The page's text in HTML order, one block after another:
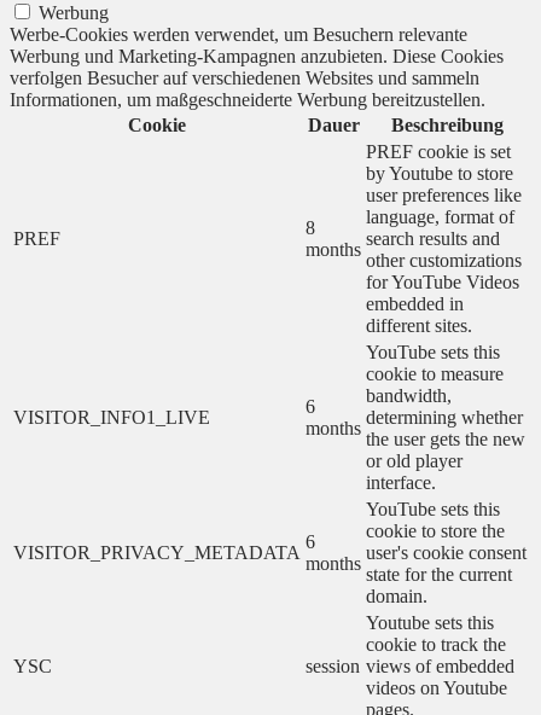
Werbung
Werbe-Cookies werden verwendet, um Besuchern relevante
Werbung und Marketing-Kampagnen anzubieten. Diese Cookies
verfolgen Besucher auf verschiedenen Websites und sammeln
Informationen, um maßgeschneiderte Werbung bereitzustellen.
Cookie
Dauer Beschreibung
PREF
8
months
PREF cookie is set
by Youtube to store
user preferences like
language, format of
search results and
other customizations
for YouTube Videos
embedded in
different sites.
VISITOR_INFO1_LIVE
6
months
YouTube sets this
cookie to measure
bandwidth,
determining whether
the user gets the new
or old player
interface.
VISITOR_PRIVACY_METADATA
6
months
YouTube sets this
cookie to store the
user's cookie consent
state for the current
domain.
YSC session
Youtube sets this
cookie to track the
views of embedded
videos on Youtube
pages.